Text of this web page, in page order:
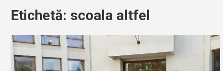
Etichetă: scoala altfel